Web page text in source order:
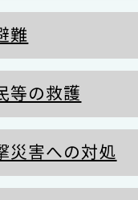
難
等の救護
害への対処